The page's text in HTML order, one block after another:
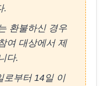
.
환불하신 경우
여 대상에서 제
다.
로부터 14일 이